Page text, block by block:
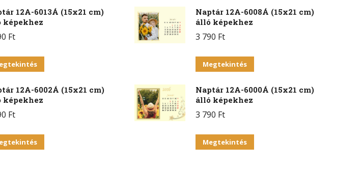
12A-6013Á (15x21 cm)
képekhez
Ft
terméknek
van.
A
Naptár 12A-6008Á (15x21 cm)
álló képekhez
3 790 Ft
Megtekintés
terméknek
12A-6002Á (15x21 cm)
képekhez
Ft
Naptár 12A-6000Á (15x21 cm)
álló képekhez
3 790 Ft
Megtekintés